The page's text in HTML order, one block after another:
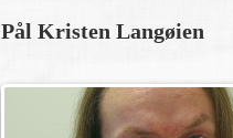
Pål Kristen Langøien